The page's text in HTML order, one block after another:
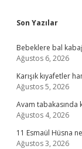
Son Yazılar
Bebeklere bal
Ağustos 6, 2026
Karışık kıyafetler
Ağustos 5, 2026
Avam tabakasında
Ağustos 4, 2026
11 Esmaül Hüsna
Ağustos 3, 2026